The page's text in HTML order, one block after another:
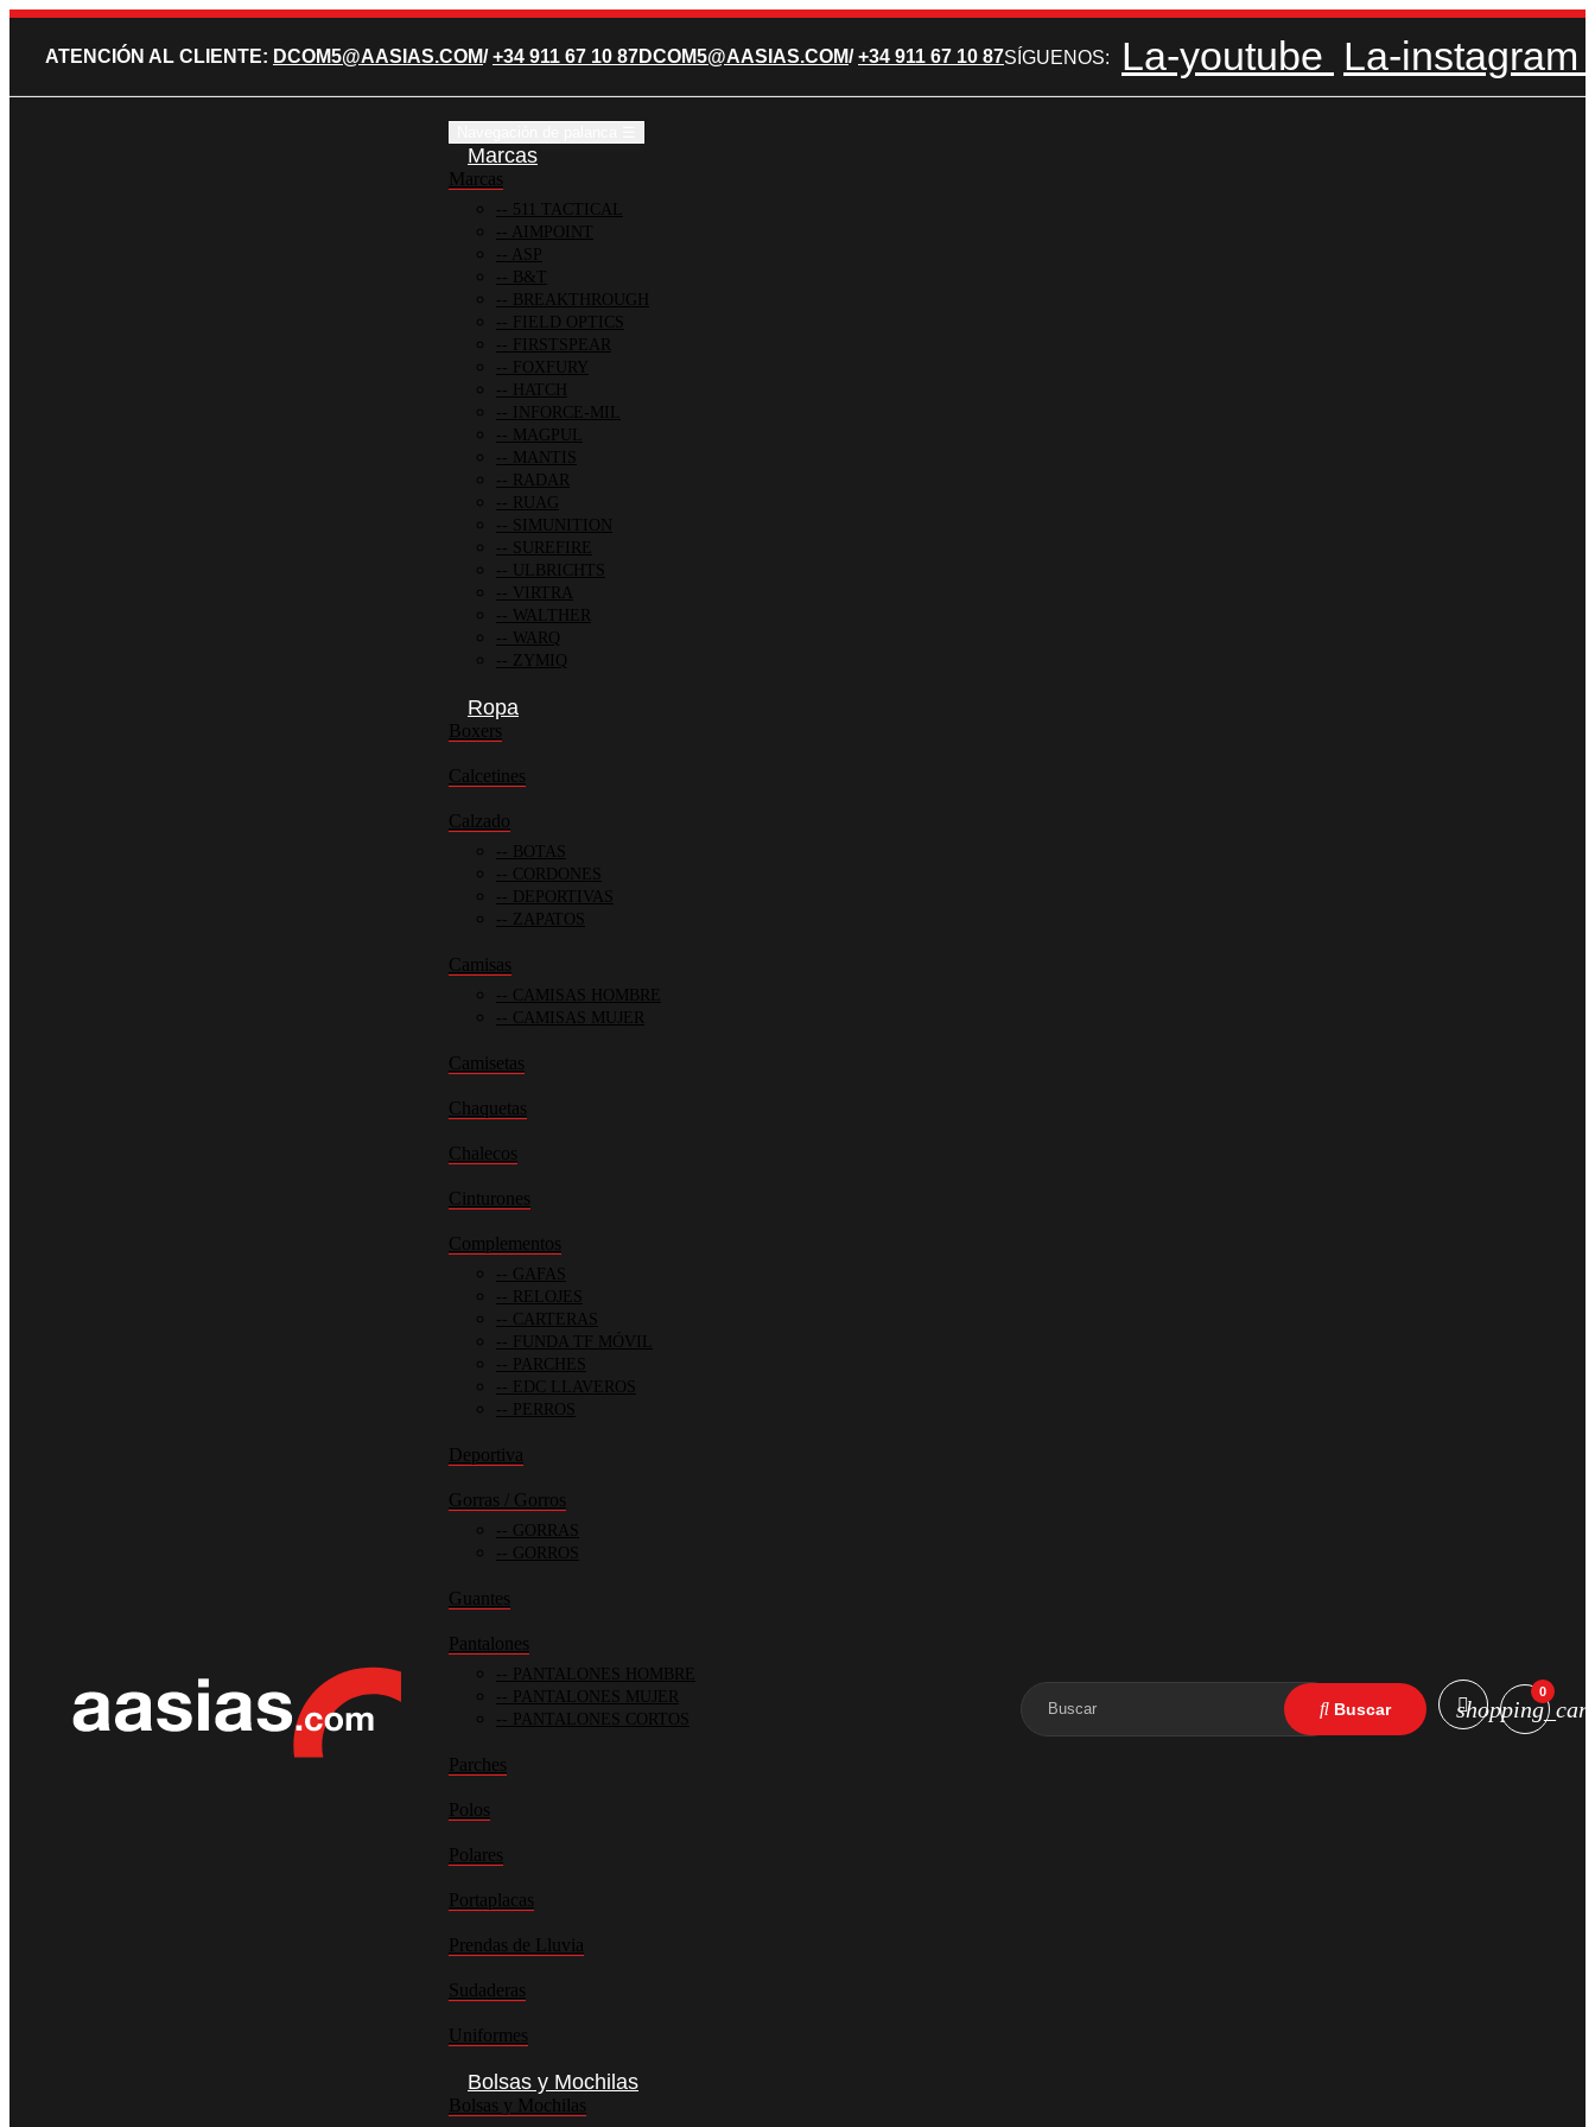
ATENCIÓN AL CLIENTE: DCOM5@AASIAS.COM/+34 911 67 10 87DCOM5@AASIAS.COM/+34 911 67 10 87SÍGUENOS: La-youtube La-instagram
Marcas
Marcas
511 TACTICAL
AIMPOINT
ASP
B&T
BREAKTHROUGH
FIELD OPTICS
FIRSTSPEAR
FOXFURY
HATCH
INFORCE-MIL
MAGPUL
MANTIS
RADAR
RUAG
SIMUNITION
SUREFIRE
ULBRICHTS
VIRTRA
WALTHER
WARQ
ZYMIQ
Ropa
Boxers
Calcetines
Calzado
BOTAS
CORDONES
DEPORTIVAS
ZAPATOS
Camisas
CAMISAS HOMBRE
CAMISAS MUJER
Camisetas
Chaquetas
Chalecos
Cinturones
Complementos
GAFAS
RELOJES
CARTERAS
FUNDA TF MÓVIL
PARCHES
EDC LLAVEROS
PERROS
Deportiva
Gorras / Gorros
GORRAS
GORROS
Guantes
Pantalones
PANTALONES HOMBRE
PANTALONES MUJER
PANTALONES CORTOS
Parches
Polos
Polares
Portaplacas
Prendas de Lluvia
Sudaderas
Uniformes
Bolsas y Mochilas
Bolsas y Mochilas
shopping_cart
0